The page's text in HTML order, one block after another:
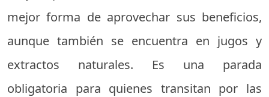
mejor forma de aprovechar sus beneficios,
aunque también se encuentra en jugos y
extractos naturales. Es una parada
obligatoria para quienes transitan por las